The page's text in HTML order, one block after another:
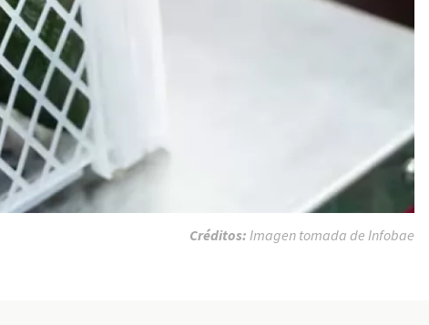
Créditos: Imagen tomada de Infobae